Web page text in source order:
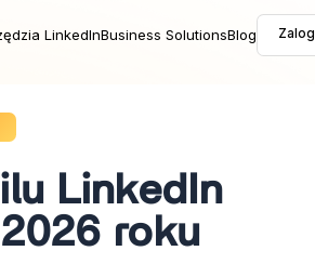
LinkedInBusiness SolutionsBlog
LinkedIn
roku